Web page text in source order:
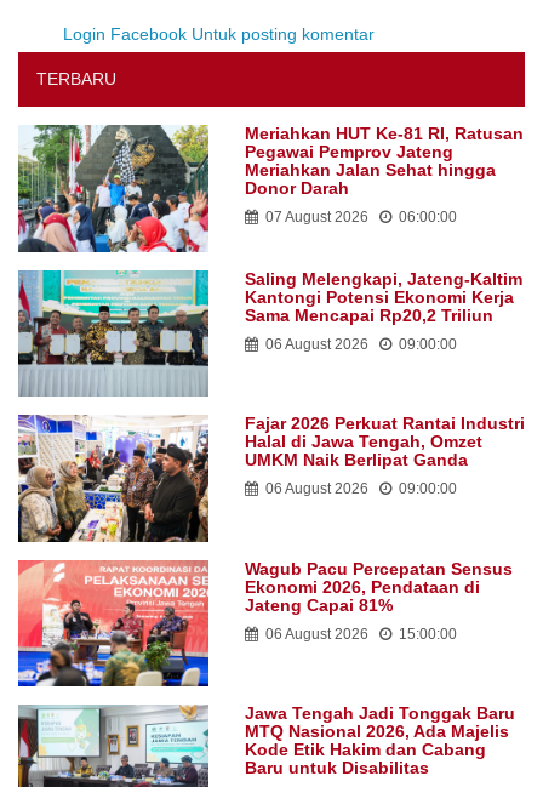
Login Facebook Untuk posting komentar
TERBARU
Meriahkan HUT Ke-81 RI, Ratusan
Pegawai Pemprov Jateng
Meriahkan Jalan Sehat hingga
Donor Darah
07 August 2026 06:00:00
Saling Melengkapi, Jateng-Kaltim
Kantongi Potensi Ekonomi Kerja
Sama Mencapai Rp20,2 Triliun
06 August 2026 09:00:00
Fajar 2026 Perkuat Rantai Industri
Halal di Jawa Tengah, Omzet
UMKM Naik Berlipat Ganda
06 August 2026 09:00:00
Wagub Pacu Percepatan Sensus
Ekonomi 2026, Pendataan di
Jateng Capai 81%
06 August 2026 15:00:00
Jawa Tengah Jadi Tonggak Baru
MTQ Nasional 2026, Ada Majelis
Kode Etik Hakim dan Cabang
Baru untuk Disabilitas